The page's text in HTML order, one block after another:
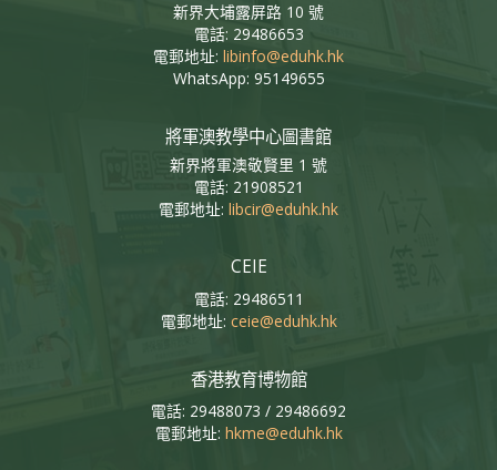
新界大埔露屏路 10 號
電話: 29486653
電郵地址: libinfo@eduhk.hk
WhatsApp: 95149655
將軍澳教學中心圖書館
新界將軍澳敬賢里 1 號
電話: 21908521
電郵地址: libcir@eduhk.hk
CEIE
電話: 29486511
電郵地址: ceie@eduhk.hk
香港教育博物館
電話: 29488073 / 29486692
電郵地址: hkme@eduhk.hk